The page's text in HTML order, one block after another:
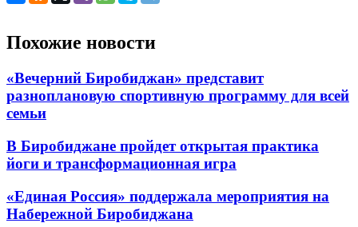
Похожие новости
«Вечерний Биробиджан» представит
разноплановую спортивную программу для всей
семьи
В Биробиджане пройдет открытая практика
йоги и трансформационная игра
«Единая Россия» поддержала мероприятия на
Набережной Биробиджана